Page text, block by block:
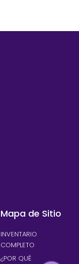
Mapa de Sitio
INVENTARIO
COMPLETO
¿POR QUÉ